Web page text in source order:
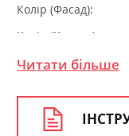
Колір (Фасад):
Колір (Корпус):
Колір матеріалу
Матеріал
Читати більше